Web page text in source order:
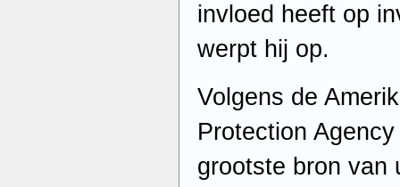
invloed heeft op
werpt hij op.
Volgens de
Protection
grootste bron van